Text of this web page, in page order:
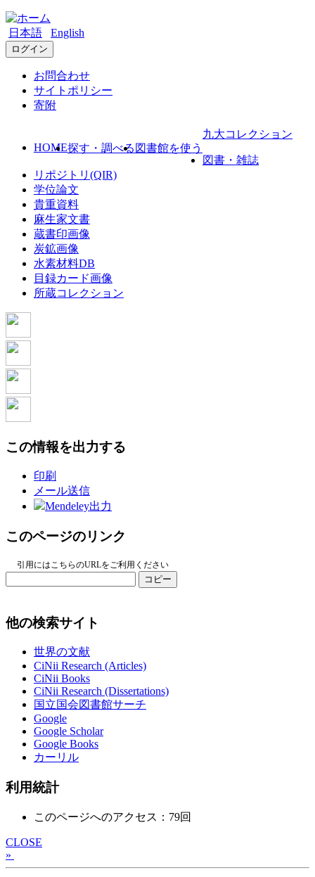
日本語 English
ログイン
お問合わせ
サイトポリシー
寄附
HOME探す・調べる 図書館を使う
九大コレクション
図書・雑誌
リポジトリ(QIR)
学位論文
貴重資料
麻生家文書
蔵書印画像
炭鉱画像
水素材料DB
目録カード画像
所蔵コレクション
この情報を出力する
印刷
メール送信
Mendeley出力
このページのリンク
引用にはこちらのURLをご利用ください
コピー
他の検索サイト
世界の文献
CiNii Research (Articles)
CiNii Books
CiNii Research (Dissertations)
国立国会図書館サーチ
Google
Google Scholar
Google Books
カーリル
利用統計
このページへのアクセス：79回
CLOSE
»